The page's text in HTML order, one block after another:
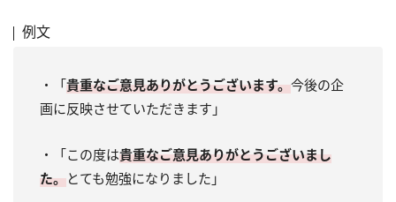
例文
・「貴重なご意見ありがとうございます。今後の企
画に反映させていただきます」
・「この度は貴重なご意見ありがとうございまし
た。とても勉強になりました」